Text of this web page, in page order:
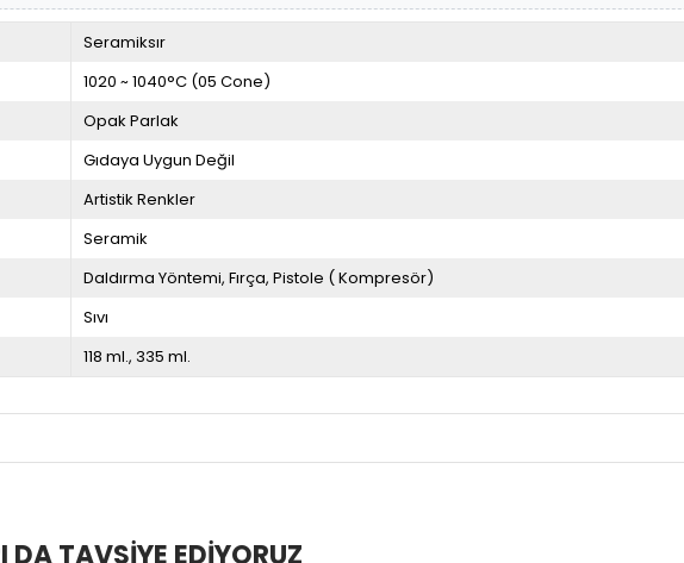
Seramiksır
1020 ~ 1040°C (05 Cone)
Opak Parlak
Gıdaya Uygun Değil
Artistik Renkler
Seramik
Daldırma Yöntemi Fırça Pistole ( Kompresör)
Sıvı
118 ml. 335 ml.
DA TAVSIYE EDIYORUZ